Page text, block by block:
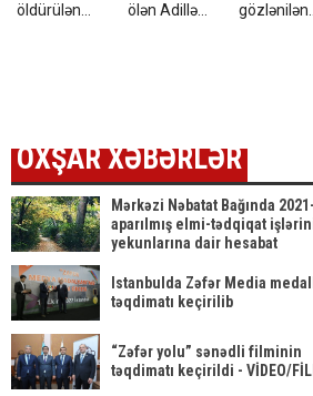
öldürülən
ölən Adillə
gözlənilən
OXŞAR XƏBƏRLƏR
Mərkəzi Nəbatat Bağında
aparılmış elmi-tədqiqat
yekunlarına dair hesabat
Istanbulda Zəfər Media
təqdimatı keçirilib
“Zəfər yolu” sənədli filminin
təqdimatı keçirildi - VİDEO/